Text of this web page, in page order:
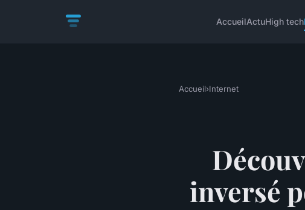
AccueilActuHigh tech
Accueil›Internet
inversé